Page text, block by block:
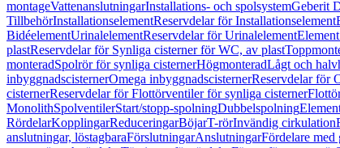
montageVattenanslutningarInstallations- och spolsystemGeberit
TillbehörInstallationselementReservdelar för Installationselement
BidéelementUrinalelementReservdelar för Urinalelement
plastReservdelar för Synliga cisterner för WC, av plast
monteradSpolrör för synliga cisternerHögmonteradLågt och
inbyggnadscisternerOmega inbyggnadscisternerReservdelar för
cisternerReservdelar för Flottörventiler för synliga cisterner
MonolithSpolventilerStart/stopp-spolningDubbelspolning
RördelarKopplingarReduceringarBöjarT-rörInvändig cirkulation
anslutningar, löstagbaraFörslutningarAnslutningarFördelare med